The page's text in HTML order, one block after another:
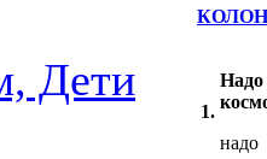
Дети
1.
Надо
надо